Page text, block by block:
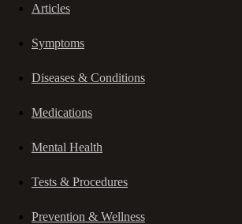
Articles
Symptoms
Diseases & Conditions
Medications
Mental Health
Tests & Procedures
Prevention & Wellness